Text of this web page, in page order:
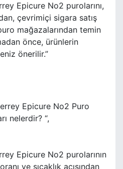
Epicure No2 purolarını,
çevrimiçi sigara satış
mağazalarından temin
önce, ürünlerin
önerilir.”
Epicure No2 Puro
nelerdir? “,
Epicure No2 purolarının
ve sıcaklık açısından